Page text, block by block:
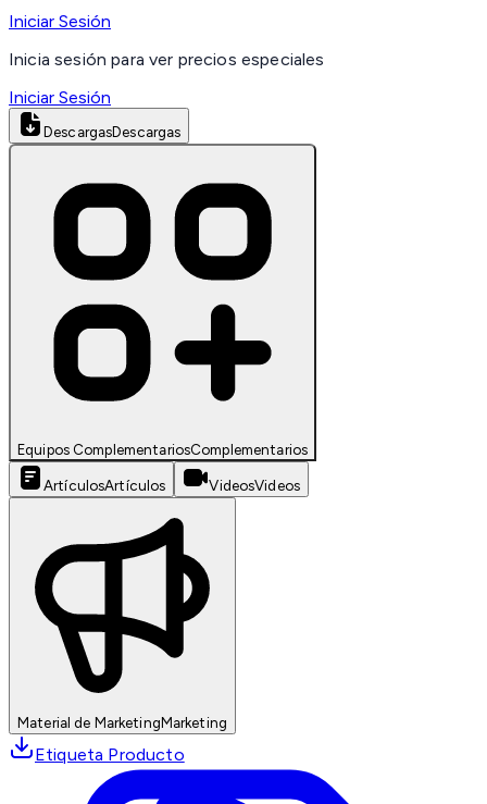
Iniciar Sesión
Inicia sesión para ver precios especiales
Iniciar Sesión
DescargasDescargas
Equipos ComplementariosComplementarios
ArtículosArtículos VideosVideos
Material de MarketingMarketing
Etiqueta Producto